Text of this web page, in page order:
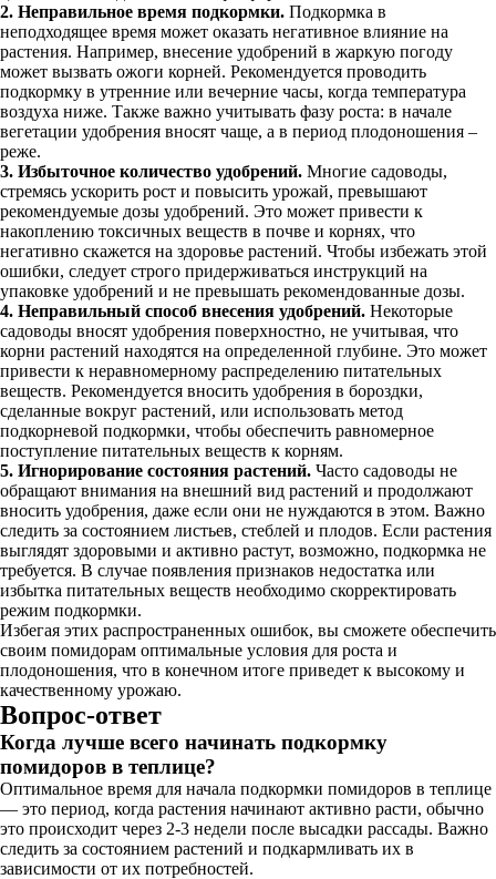
2. Неправильное время подкормки. Подкормка в
неподходящее время может оказать негативное влияние на
растения. Например, внесение удобрений в жаркую погоду
может вызвать ожоги корней. Рекомендуется проводить
подкормку в утренние или вечерние часы, когда температура
воздуха ниже. Также важно учитывать фазу роста: в начале
вегетации удобрения вносят чаще, а в период плодоношения –
реже.
3. Избыточное количество удобрений. Многие садоводы,
стремясь ускорить рост и повысить урожай, превышают
рекомендуемые дозы удобрений. Это может привести к
накоплению токсичных веществ в почве и корнях, что
негативно скажется на здоровье растений. Чтобы избежать этой
ошибки, следует строго придерживаться инструкций на
упаковке удобрений и не превышать рекомендованные дозы.
4. Неправильный способ внесения удобрений. Некоторые
садоводы вносят удобрения поверхностно, не учитывая, что
корни растений находятся на определенной глубине. Это может
привести к неравномерному распределению питательных
веществ. Рекомендуется вносить удобрения в бороздки,
сделанные вокруг растений, или использовать метод
подкорневой подкормки, чтобы обеспечить равномерное
поступление питательных веществ к корням.
5. Игнорирование состояния растений. Часто садоводы не
обращают внимания на внешний вид растений и продолжают
вносить удобрения, даже если они не нуждаются в этом. Важно
следить за состоянием листьев, стеблей и плодов. Если растения
выглядят здоровыми и активно растут, возможно, подкормка не
требуется. В случае появления признаков недостатка или
избытка питательных веществ необходимо скорректировать
режим подкормки.
Избегая этих распространенных ошибок, вы сможете обеспечить
своим помидорам оптимальные условия для роста и
плодоношения, что в конечном итоге приведет к высокому и
качественному урожаю.
Вопрос-ответ
Когда лучше всего начинать подкормку
помидоров в теплице?
Оптимальное время для начала подкормки помидоров в теплице
— это период, когда растения начинают активно расти, обычно
это происходит через 2-3 недели после высадки рассады. Важно
следить за состоянием растений и подкармливать их в
зависимости от их потребностей.